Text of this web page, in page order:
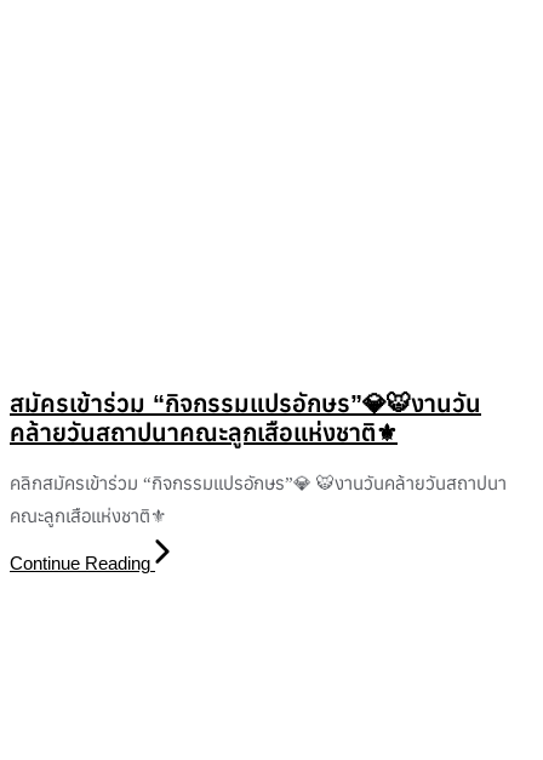
สมัครเข้าร่วม “กิจกรรมแปรอักษร”💎🐯งานวัน
คล้ายวันสถาปนาคณะลูกเสือแห่งชาติ⚜️
คลิกสมัครเข้าร่วม “กิจกรรมแปรอักษร”💎 🐯งานวันคล้ายวันสถาปนา
คณะลูกเสือแห่งชาติ⚜️
Continue Reading